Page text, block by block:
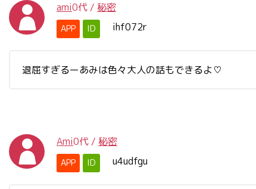
ami0代 / 秘密
APP ID ihf072r
退屈すぎるーあみは色々大人の話もできるよ♡
Ami0代 / 秘密
APP ID u4udfgu